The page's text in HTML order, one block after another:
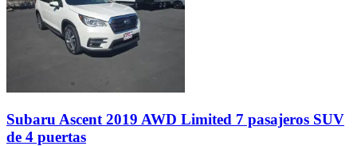
Subaru Ascent 2019 AWD Limited 7 pasajeros SUV
de 4 puertas